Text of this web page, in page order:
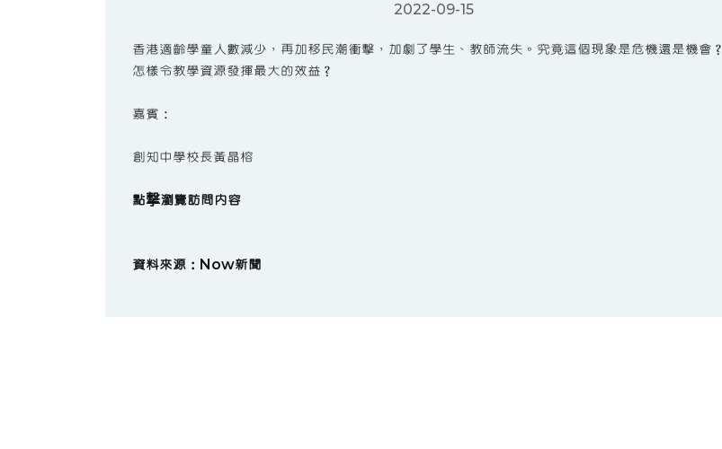
2022-09-15
香港適齡學童人數減少，再加移民潮衝擊，加劇了學生、教師流失。究竟這個現象是危機還是機會？
怎樣令教學資源發揮最大的效益？
嘉賓：
創知中學校長黃晶榕
點撃瀏覽訪問內容
資料來源：Now新聞